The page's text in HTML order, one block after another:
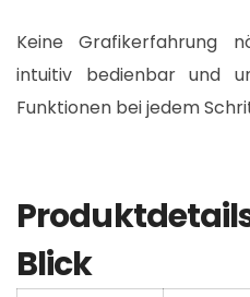
Keine Grafikerfahrung
intuitiv bedienbar und
Funktionen bei jedem
Blick